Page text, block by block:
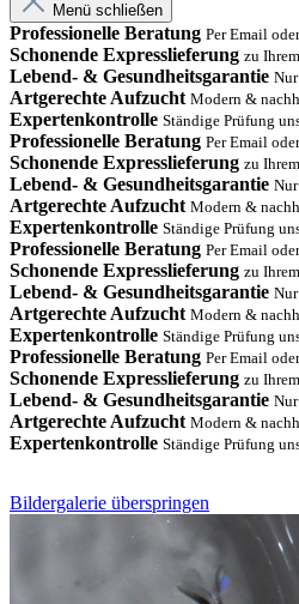
Menü schließen
Professionelle Beratung Per Email
Schonende Expresslieferung zu
Lebend- & Gesundheitsgarantie
Artgerechte Aufzucht Modern &
Expertenkontrolle Ständige Prüfung
Professionelle Beratung Per Email
Schonende Expresslieferung zu
Lebend- & Gesundheitsgarantie
Artgerechte Aufzucht Modern &
Expertenkontrolle Ständige Prüfung
Professionelle Beratung Per Email
Schonende Expresslieferung zu
Lebend- & Gesundheitsgarantie
Artgerechte Aufzucht Modern &
Expertenkontrolle Ständige Prüfung
Professionelle Beratung Per Email
Schonende Expresslieferung zu
Lebend- & Gesundheitsgarantie
Artgerechte Aufzucht Modern &
Expertenkontrolle Ständige Prüfung
Bildergalerie überspringen